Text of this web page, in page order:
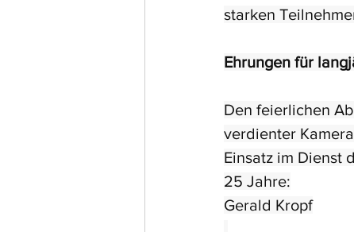
starken
Ehrungen für
Den feierlichen
verdienter
Einsatz im Dienst
25 Jahre:
Gerald Kropf